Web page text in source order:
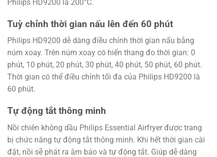
Philips HD9200 là 200°C.
Tuỳ chỉnh thời gian nấu lên đến 60 phút
Philips HD9200 dễ dàng điều chỉnh thời gian nấu bằng
núm xoay. Trên núm xoay có hiển thang đo thời gian: 0
phút, 10 phút, 20 phút, 30 phút, 40 phút, 50 phút, 60 phút.
Thời gian có thể điều chỉnh tối đa của Philips HD9200 là
60 phút.
Tự động tắt thông minh
Nồi chiên không dầu Philips Essential Airfryer được trang
bị chức năng tự động tắt thông minh. Khi hết thời gian cài
đặt, nồi sẽ phát ra âm báo và tự động tắt. Giúp dễ dàng